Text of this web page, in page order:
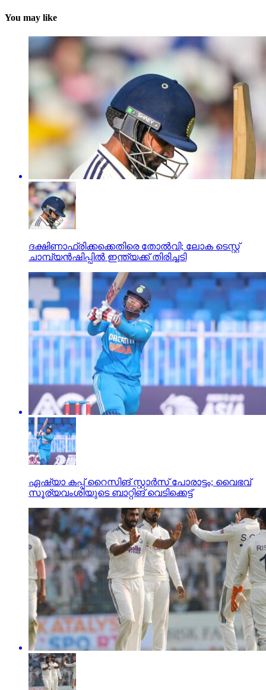
You may like
ദക്ഷിണാഫ്രിക്കക്കെതിരെ തോല്‍വി; ലോക ടെസ്റ്റ്
ചാമ്പ്യന്‍ഷിപ്പില്‍ ഇന്ത്യക്ക് തിരിച്ചടി
ഏഷ്യാ കപ്പ് റൈസിങ് സ്റ്റാര്‍സ് പോരാട്ടം; വൈഭവ്
സൂര്യവംശിയുടെ ബാറ്റിങ് വെടിക്കെട്ട്